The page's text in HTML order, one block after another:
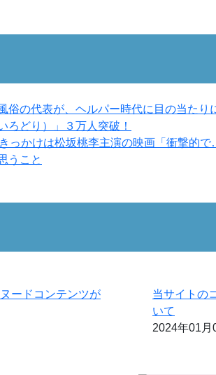
の代表が、ヘルパー時代に目の当たり
ろどり）」３万人突破！
っかけは松坂桃李主演の映画「衝撃的で
うこと
ードコンテンツが
当サイトの
いて
2024年01月